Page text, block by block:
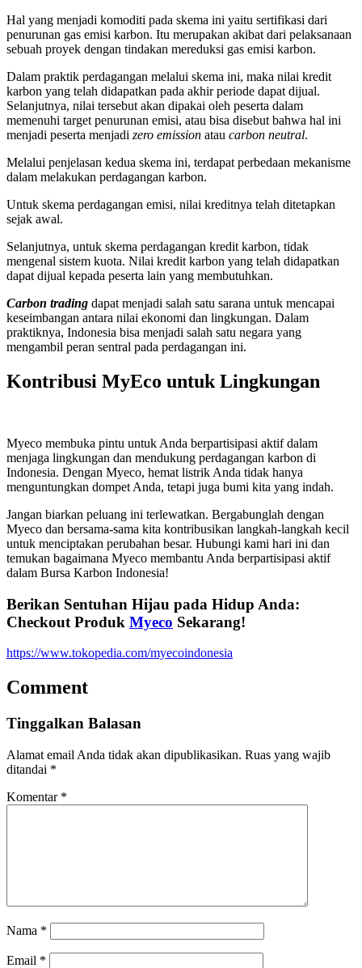
Hal yang menjadi komoditi pada skema ini yaitu sertifikasi dari
penurunan gas emisi karbon. Itu merupakan akibat dari pelaksanaan
sebuah proyek dengan tindakan mereduksi gas emisi karbon.
Dalam praktik perdagangan melalui skema ini, maka nilai kredit
karbon yang telah didapatkan pada akhir periode dapat dijual.
Selanjutnya, nilai tersebut akan dipakai oleh peserta dalam
memenuhi target penurunan emisi, atau bisa disebut bahwa hal ini
menjadi peserta menjadi zero emission atau carbon neutral.
Melalui penjelasan kedua skema ini, terdapat perbedaan mekanisme
dalam melakukan perdagangan karbon.
Untuk skema perdagangan emisi, nilai kreditnya telah ditetapkan
sejak awal.
Selanjutnya, untuk skema perdagangan kredit karbon, tidak
mengenal sistem kuota. Nilai kredit karbon yang telah didapatkan
dapat dijual kepada peserta lain yang membutuhkan.
Carbon trading dapat menjadi salah satu sarana untuk mencapai
keseimbangan antara nilai ekonomi dan lingkungan. Dalam
praktiknya, Indonesia bisa menjadi salah satu negara yang
mengambil peran sentral pada perdagangan ini.
Kontribusi MyEco untuk Lingkungan
Myeco membuka pintu untuk Anda berpartisipasi aktif dalam
menjaga lingkungan dan mendukung perdagangan karbon di
Indonesia. Dengan Myeco, hemat listrik Anda tidak hanya
menguntungkan dompet Anda, tetapi juga bumi kita yang indah.
Jangan biarkan peluang ini terlewatkan. Bergabunglah dengan
Myeco dan bersama-sama kita kontribusikan langkah-langkah kecil
untuk menciptakan perubahan besar. Hubungi kami hari ini dan
temukan bagaimana Myeco membantu Anda berpartisipasi aktif
dalam Bursa Karbon Indonesia!
Berikan Sentuhan Hijau pada Hidup Anda:
Checkout Produk Myeco Sekarang!
https://www.tokopedia.com/myecoindonesia
Comment
Tinggalkan Balasan
Alamat email Anda tidak akan dipublikasikan. Ruas yang wajib
ditandai *
Komentar *
Nama *
Email *